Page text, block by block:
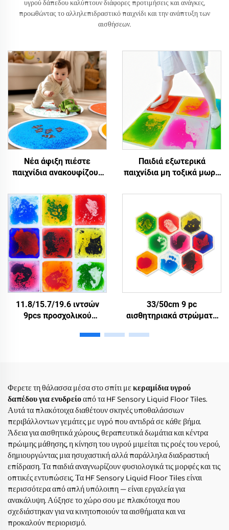
υγρού δάπεδου καλύπτουν διάφορες προτιμήσεις και ανάγκες,
προωθώντας το αλληλεπιδραστικό παιχνίδι και την ανάπτυξη των
αισθήσεων.
Νέα άφιξη πιέστε
παιχνίδια ανακουφίζουν
παιδιά νυχτερινό φως
ενυδρείο στρογγυλό
αισθητήριες υγρές
πλακάτπολίδες
Παιδιά εξωτερικά
παιχνίδια μη τοξικά μωρά
χαλί αισθητήριων υγρών
11.8/15.7/19.6 ιντσών
9pcs προσχολικού
αισθητηριακό χαλί
πάτωμα σύνολο
33/50cm 9 pc
αισθητηριακά στρώματα
μέλιτος, χρώμα
Φερετε τη θάλασσα μέσα στο σπίτι μεκεραμίδια υγρού
δαπέδου για ενυδρείοαπό τα HF Sensory Liquid Floor Tiles.
Αυτά τα πλακότοιχα διαθέτουν σκηνές υποθαλάσσιων
περιβάλλοντων γεμάτες με υγρό που αντιδρά σε κάθε βήμα.
Άδεια για αισθητικά χώρους, θεραπευτικά δωμάτια και κέντρα
πρώιμης μάθησης, η κίνηση του υγρού μιμείται τις ροές του νερού,
δημιουργώντας μια ησυχαστική αλλά παράλληλα διαδραστική
επίδραση. Τα παιδιά αναγνωρίζουν φυσιολογικά τις μορφές και τις
οπτικές εντυπώσεις. Τα HF Sensory Liquid Floor Tiles είναι
περισσότερα από απλή υπόλοιπη — είναι εργαλεία για
ανακάλυψη. Αύξησε το χώρο σου με πλακότοιχα που
σχεδιάστηκαν για να κινητοποιούν τα αισθήματα και να
προκαλούν περιορισμό.